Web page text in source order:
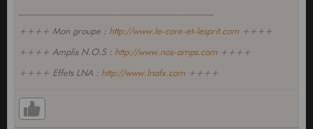
++++ Mon groupe : http://www.le-core-et-lesprit.com++++
++++ Amplis N.O.S : http://www.nos-amps.com++++
++++ Effets LNA : http://www.lnafx.com++++